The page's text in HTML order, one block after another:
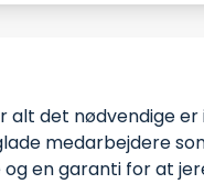
det nødvendige
medarbejdere
en garanti for at